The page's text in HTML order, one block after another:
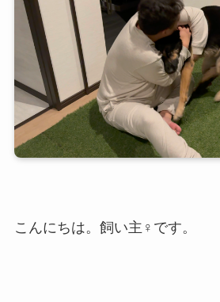
こんにちは。飼い主♀です。